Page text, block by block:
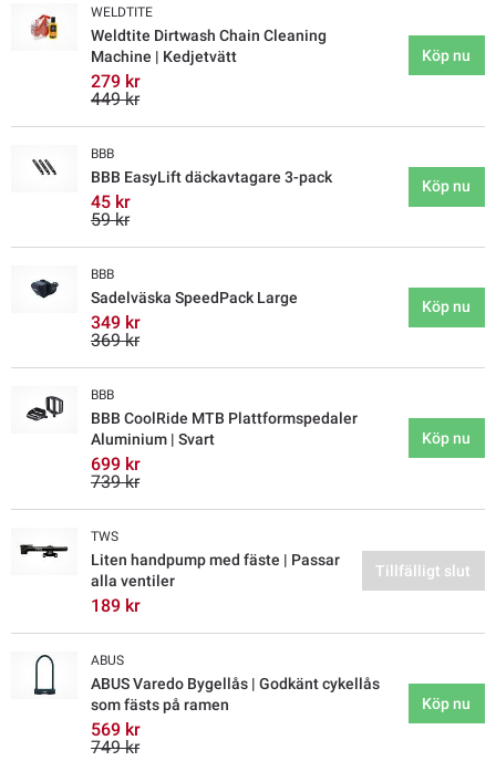
WELDTITE
Weldtite Dirtwash Chain Cleaning
Machine | Kedjetvätt
279 kr
449 kr
Köp nu
BBB
BBB EasyLift däckavtagare 3-pack
45 kr
59 kr
Köp nu
BBB
Sadelväska SpeedPack Large
349 kr
369 kr
Köp nu
BBB
BBB CoolRide MTB Plattformspedaler
Aluminium | Svart
699 kr
739 kr
Köp nu
TWS
Liten handpump med fäste | Passar
alla ventiler
189 kr
Tillfälligt slut
ABUS
ABUS Varedo Bygellås | Godkänt cykellås
som fästs på ramen
569 kr
749 kr
Köp nu